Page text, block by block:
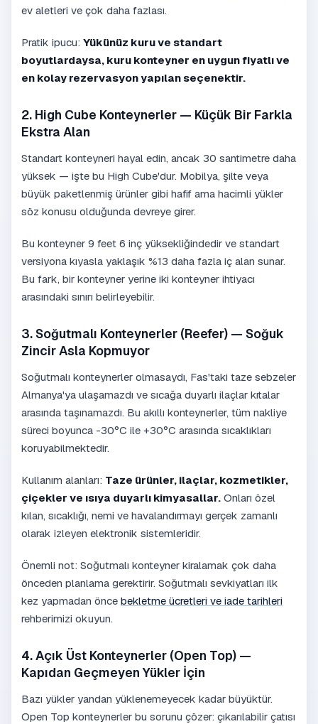
ev aletleri ve çok daha fazlası.
Pratik ipucu: Yükünüz kuru ve standart
boyutlardaysa, kuru konteyner en uygun fiyatlı ve
en kolay rezervasyon yapılan seçenektir.
2. High Cube Konteynerler — Küçük Bir Farkla
Ekstra Alan
Standart konteyneri hayal edin, ancak 30 santimetre daha
yüksek — işte bu High Cube'dur. Mobilya, şilte veya
büyük paketlenmiş ürünler gibi hafif ama hacimli yükler
söz konusu olduğunda devreye girer.
Bu konteyner 9 feet 6 inç yüksekliğindedir ve standart
versiyona kıyasla yaklaşık %13 daha fazla iç alan sunar.
Bu fark, bir konteyner yerine iki konteyner ihtiyacı
arasındaki sınırı belirleyebilir.
3. Soğutmalı Konteynerler (Reefer) — Soğuk
Zincir Asla Kopmuyor
Soğutmalı konteynerler olmasaydı, Fas'taki taze sebzeler
Almanya'ya ulaşamazdı ve sıcağa duyarlı ilaçlar kıtalar
arasında taşınamazdı. Bu akıllı konteynerler, tüm nakliye
süreci boyunca -30°C ile +30°C arasında sıcaklıkları
koruyabilmektedir.
Kullanım alanları: Taze ürünler, ilaçlar, kozmetikler,
çiçekler ve ısıya duyarlı kimyasallar. Onları özel
kılan, sıcaklığı, nemi ve havalandırmayı gerçek zamanlı
olarak izleyen elektronik sistemleridir.
Önemli not: Soğutmalı konteyner kiralamak çok daha
önceden planlama gerektirir. Soğutmalı sevkiyatları ilk
kez yapmadan önce bekletme ücretleri ve iade tarihleri
rehberimizi okuyun.
4. Açık Üst Konteynerler (Open Top) —
Kapıdan Geçmeyen Yükler İçin
Bazı yükler yandan yüklenemeyecek kadar büyüktür.
Open Top konteynerler bu sorunu çözer: çıkarılabilir çatısı